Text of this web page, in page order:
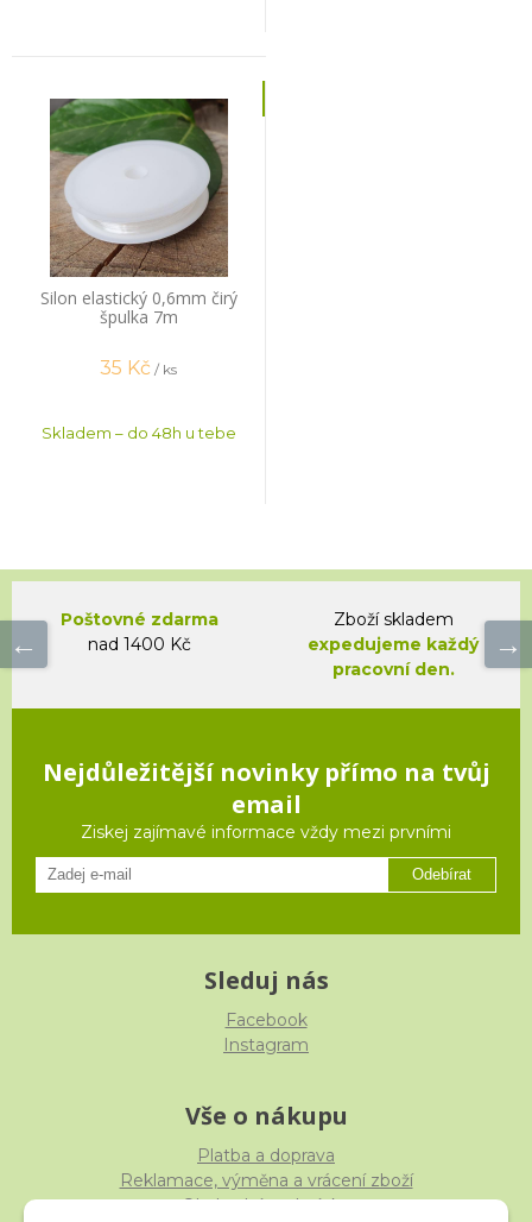
Silon elastický 0,6mm čirý
špulka 7m
35 Kč / ks
Skladem – do 48h u tebe
Poštovné zdarma
nad 1400 Kč
Zboží skladem
expedujeme každý
pracovní den.
Nejdůležitější novinky přímo na tvůj
email
Ziskej zajímavé informace vždy mezi prvními
Odebírat
Sleduj nás
Facebook
Instagram
Vše o nákupu
Platba a doprava
Reklamace, výměna a vrácení zboží
Obchodní podmínky